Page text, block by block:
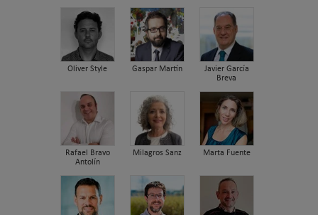
Oliver Style Gaspar Martín
Javier García
Breva
Rafael Bravo
Antolín
Milagros Sanz Marta Fuente